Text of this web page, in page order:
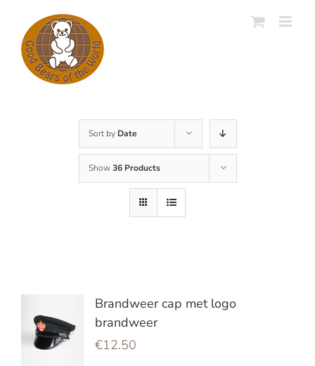
content
Sort by Date
Show36 Products
Brandweer cap met logo
brandweer
€12.50